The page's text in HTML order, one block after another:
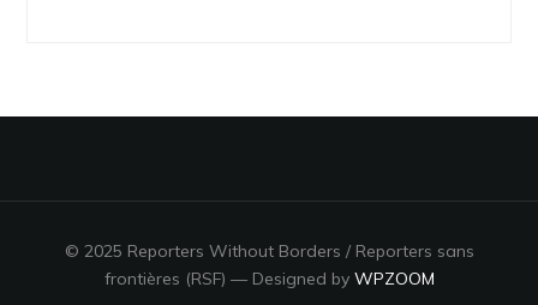
© 2025 Reporters Without Borders / Reporters sans
frontières (RSF) — Designed by WPZOOM